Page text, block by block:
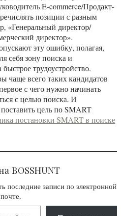
E-commerce/Продакт-
позиции с разным
«Генеральный директор/
директор».
эту ошибку, полагая,
себя зону поиска и
трудоустройство.
чаще всего таких кандидатов
с чего нужно начинать
с целью поиска. И
цель по SMART
постановки SMART в поиске
BOSSHUNT
последние записи по электронной
почте.